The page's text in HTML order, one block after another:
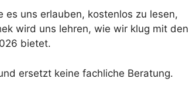
uns erlauben, kostenlos zu lesen,
wird uns lehren, wie wir klug mit den
bietet.
ersetzt keine fachliche Beratung.